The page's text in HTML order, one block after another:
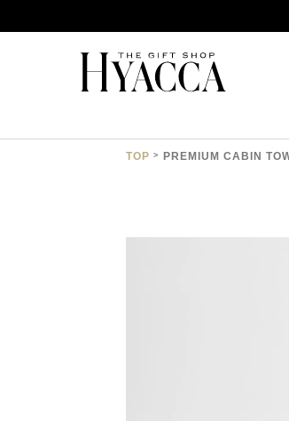
TOP PREMIUM CABIN